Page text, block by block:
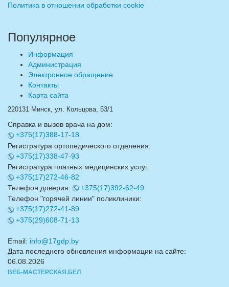
Политика в отношении обработки cookie
Популярное
Информация
Администрация
Электронное обращение
Контакты
Карта сайта
220131 Минск, ул. Кольцова, 53/1
Справка и вызов врача на дом:
+375(17)388-17-18
Регистратура ортопедического отделения:
+375(17)338-47-93
Регистратура платных медицинских услуг:
+375(17)272-46-82
Телефон доверия:
+375(17)392-62-49
Телефон "горячей линии" поликлиники:
+375(17)272-41-89
+375(29)608-71-13
Email: info@17gdp.by
Дата последнего обновления информации на сайте:
06.08.2026
ВЕБ-МАСТЕРСКАЯ.БЕЛ